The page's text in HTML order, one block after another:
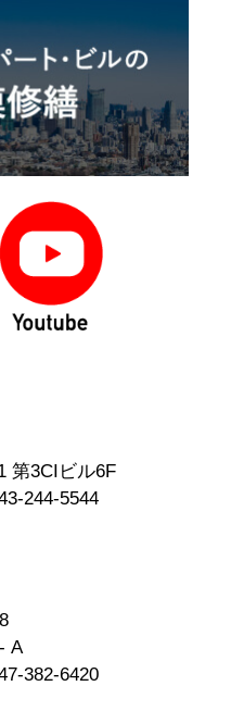
第3CIビル6F
244-5544
A
382-6420